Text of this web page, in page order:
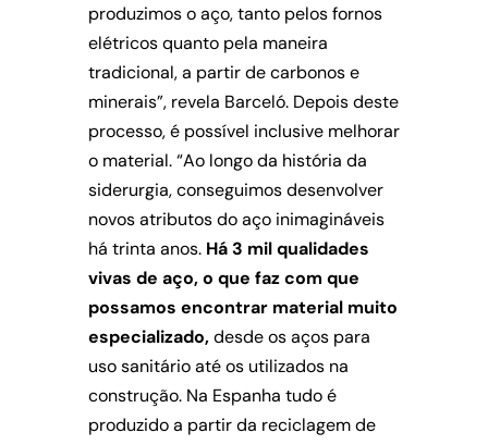
produzimos o aço, tanto pelos fornos
elétricos quanto pela maneira
tradicional, a partir de carbonos e
minerais”, revela Barceló. Depois deste
processo, é possível inclusive melhorar
o material. “Ao longo da história da
siderurgia, conseguimos desenvolver
novos atributos do aço inimagináveis
há trinta anos. Há 3 mil qualidades
vivas de aço, o que faz com que
possamos encontrar material muito
especializado,desde os aços para
uso sanitário até os utilizados na
construção. Na Espanha tudo é
produzido a partir da reciclagem de